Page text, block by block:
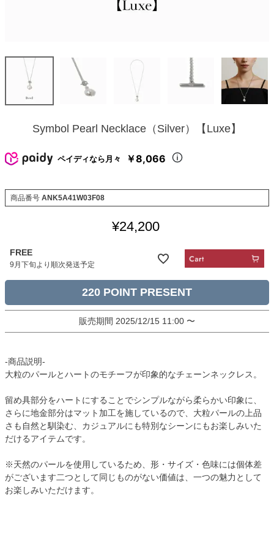
Symbol Pearl Necklace（Silver）【Luxe】
ペイディなら月々 ￥8,066
商品番号 ANK5A41W03F08
¥24,200
FREE
9月下旬より順次発送予定
220
販売期間 2025/12/15 11:00 〜
-商品説明-
大粒のパールとハートのモチーフが印象的なチェーンネックレス。
留め具部分をハートにすることでシンプルながら柔らかい印象に、
さらに地金部分はマット加工を施しているので、大粒パールの上品
さも自然と馴染む、カジュアルにも特別なシーンにもお楽しみいた
だけるアイテムです。
※天然のパールを使用しているため、形・サイズ・色味には個体差
がございます二つとして同じものがない価値は、一つの魅力として
お楽しみいただけます。